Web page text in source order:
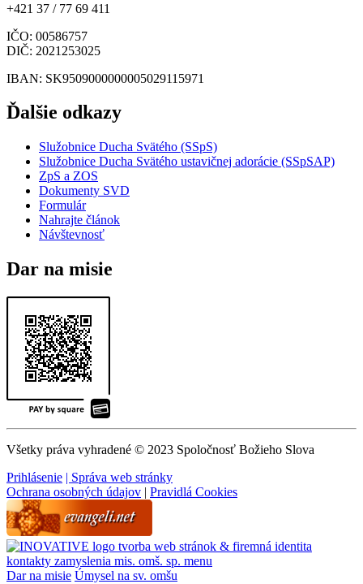
+421 37 / 77 69 411
IČO: 00586757
DIČ: 2021253025
IBAN: SK9509000000005029115971
Ďalšie odkazy
Služobnice Ducha Svätého (SSpS)
Služobnice Ducha Svätého ustavičnej adorácie (SSpSAP)
ZpS a ZOS
Dokumenty SVD
Formulár
Nahrajte článok
Návštevnosť
Dar na misie
Všetky práva vyhradené © 2023 Spoločnosť Božieho Slova
Prihlásenie | Správa web stránky
Ochrana osobných údajov | Pravidlá Cookies
tvorba web stránok & firemná identita
kontakty zamyslenia mis. omš. sp. menu
Dar na misie Úmysel na sv. omšu